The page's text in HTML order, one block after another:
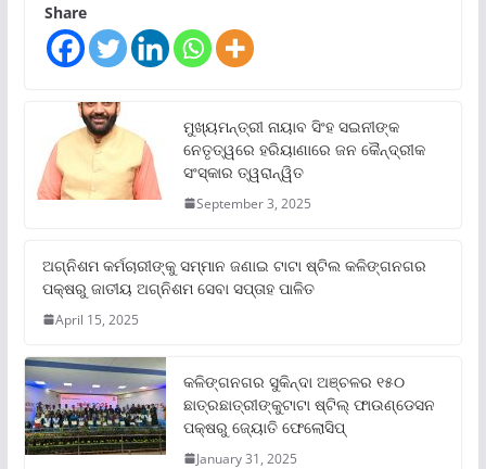
Share
ମୁଖ୍ୟମନ୍ତ୍ରୀ ନାୟାବ ସିଂହ ସଇନୀଙ୍କ
ନେତୃତ୍ୱରେ ହରିୟାଣାରେ ଜନ କୈନ୍ଦ୍ରୀକ
ସଂସ୍କାର ତ୍ୱରାନ୍ୱିତ
September 3, 2025
ଅଗ୍ନିଶମ କର୍ମଚାରୀଙ୍କୁ ସମ୍ମାନ ଜଣାଇ ଟାଟା ଷ୍ଟିଲ କଳିଙ୍ଗନଗର
ପକ୍ଷରୁ ଜାତୀୟ ଅଗ୍ନିଶମ ସେବା ସପ୍ତାହ ପାଳିତ
April 15, 2025
କଳିଙ୍ଗନଗର ସୁକିନ୍ଦା ଅଞ୍ଚଳର ୧୫୦
ଛାତ୍ରଛାତ୍ରୀଙ୍କୁଟାଟା ଷ୍ଟିଲ୍ ଫାଉଣ୍ଡେସନ
ପକ୍ଷରୁ ଜ୍ୟୋତି ଫେଲୋସିପ୍‌
January 31, 2025